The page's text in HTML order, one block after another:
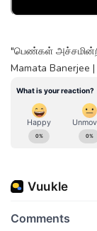
"பெண்கள் அச்சமின்றி
Mamata Banerjee